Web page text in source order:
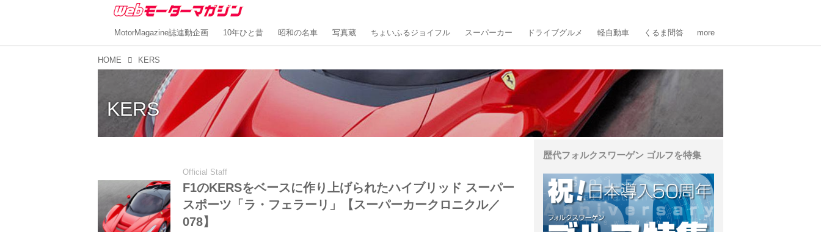
MotorMagazine誌連動企画 10年ひと昔 昭和の名車 写真蔵 ちょいふるジョイフル スーパーカー ドライブグルメ 軽自動車 くるま問答 more
HOME KERS
KERS
Official Staff
F1のKERSをベースに作り上げられたハイブリッド スーパー
スポーツ「ラ・フェラーリ」【スーパーカークロニクル／
078】
歴代フォルクスワーゲン ゴルフを特集